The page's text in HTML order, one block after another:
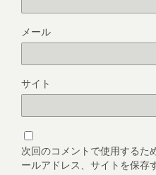
メール
サイト
次回のコメントで使用するた
ールアドレス、サイトを保存